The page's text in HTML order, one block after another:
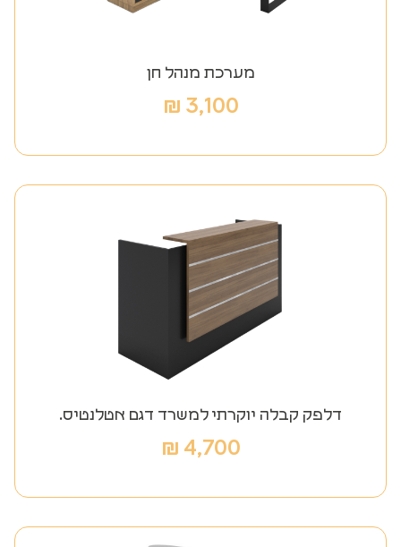
מערכת מנהל חן
3,100
₪
דלפק קבלה יוקרתי למשרד דגם אטלנטיס.
4,700
₪